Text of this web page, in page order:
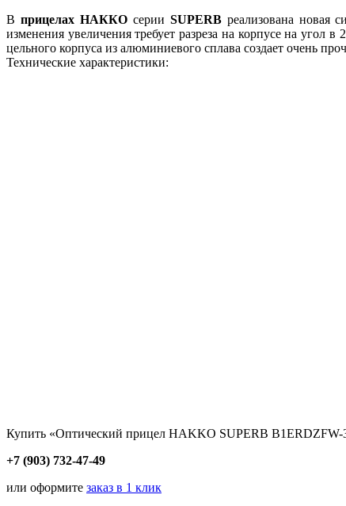
В прицелах НАККОсерии SUPERBреализована новая
изменения увеличения требует разреза на корпусе на угол
цельного корпуса из алюминиевого сплава создает очень
Технические характеристики:
Купить «Оптический прицел HAKKO SUPERB B1ERDZFW-
+7 (903) 732-47-49
или оформите заказ в 1 клик